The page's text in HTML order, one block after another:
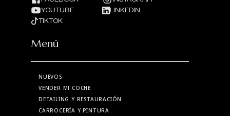
YOUTUBE
LINKEDIN
TIKTOK
Menú
NUEVOS
VENDER MI COCHE
DETAILING Y RESTAURACIÓN
CARROCERÍA Y PINTURA